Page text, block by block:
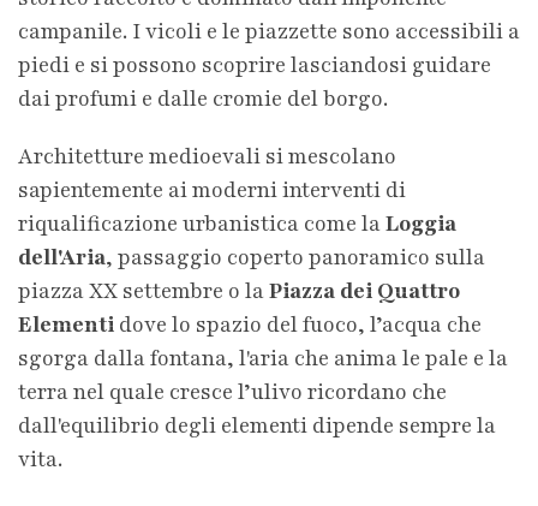
campanile. I vicoli e le piazzette sono accessibili a
piedi e si possono scoprire lasciandosi guidare
dai profumi e dalle cromie del borgo.
Architetture medioevali si mescolano
sapientemente ai moderni interventi di
riqualificazione urbanistica come laLoggia
dell'Aria, passaggio coperto panoramico sulla
piazza XX settembre o laPiazza dei Quattro
Elementi dove lo spazio del fuoco, l’acqua che
sgorga dalla fontana, l'aria che anima le pale e la
terra nel quale cresce l’ulivo ricordano che
dall'equilibrio degli elementi dipende sempre la
vita.